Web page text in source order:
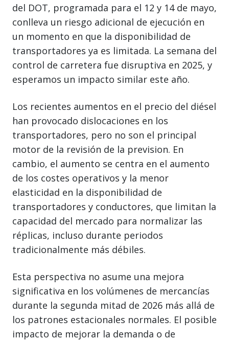
del DOT, programada para el 12 y 14 de mayo,
conlleva un riesgo adicional de ejecución en
un momento en que la disponibilidad de
transportadores ya es limitada. La semana del
control de carretera fue disruptiva en 2025, y
esperamos un impacto similar este año.
Los recientes aumentos en el precio del diésel
han provocado dislocaciones en los
transportadores, pero no son el principal
motor de la revisión de la prevision. En
cambio, el aumento se centra en el aumento
de los costes operativos y la menor
elasticidad en la disponibilidad de
transportadores y conductores, que limitan la
capacidad del mercado para normalizar las
réplicas, incluso durante periodos
tradicionalmente más débiles.
Esta perspectiva no asume una mejora
significativa en los volúmenes de mercancías
durante la segunda mitad de 2026 más allá de
los patrones estacionales normales. El posible
impacto de mejorar la demanda o de